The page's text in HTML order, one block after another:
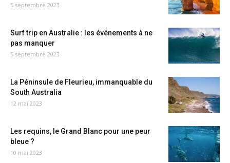
5 septembre 2023
Surf trip en Australie : les événements à ne
pas manquer
5 septembre 2023
La Péninsule de Fleurieu, immanquable du
South Australia
12 mai 2023
Les requins, le Grand Blanc pour une peur
bleue ?
10 mai 2023